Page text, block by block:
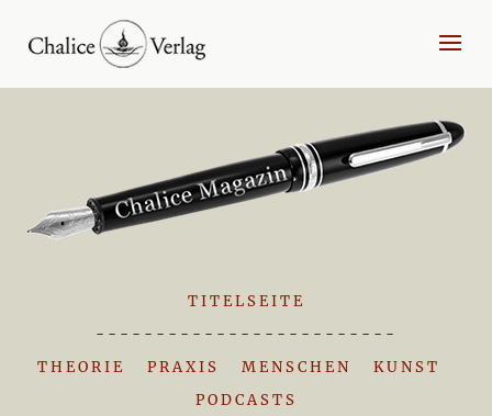
TITELSEITE
-------------------------
THEORIE
PRAXIS MENSCHEN KUNST
PODCASTS